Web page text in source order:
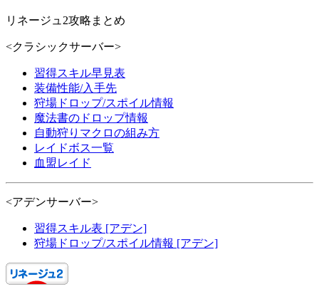
リネージュ2攻略まとめ
<クラシックサーバー>
習得スキル早見表
装備性能/入手先
狩場ドロップ/スポイル情報
魔法書のドロップ情報
自動狩りマクロの組み方
レイドボス一覧
血盟レイド
<アデンサーバー>
習得スキル表 [アデン]
狩場ドロップ/スポイル情報 [アデン]